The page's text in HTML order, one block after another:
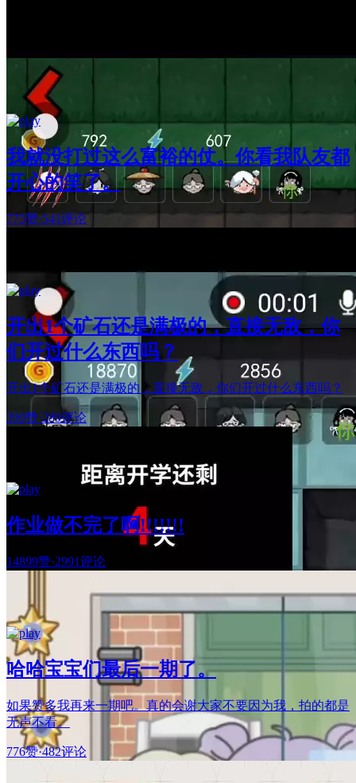
我就没打过这么富裕的仗。你看我队友都
开心的笑了。
775赞·541评论
开出1个矿石还是满极的，直接无敌，你
们开过什么东西吗？
开出1个矿石还是满极的，直接无敌，你们开过什么东西吗？
390赞·289评论
作业做不完了啊!!!!!!!
14899赞·2991评论
哈哈宝宝们最后一期了。
如果赞多我再来一期吧。真的会谢大家不要因为我，拍的都是
无声不看。
776赞·482评论